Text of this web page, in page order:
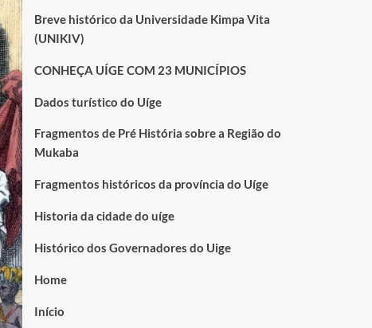
Breve histórico da Universidade Kimpa Vita
(UNIKIV)
CONHEÇA UÍGE COM 23 MUNICÍPIOS
Dados turístico do Uíge
Fragmentos de Pré História sobre a Região do
Mukaba
Fragmentos históricos da província do Uíge
Historia da cidade do uíge
Histórico dos Governadores do Uige
Home
Início